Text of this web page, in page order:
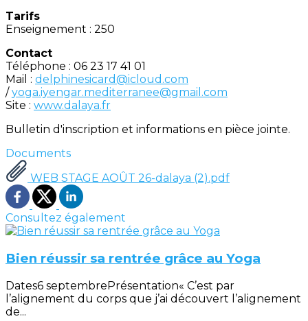
Tarifs
Enseignement : 250
Contact
Téléphone : 06 23 17 41 01
Mail : delphinesicard@icloud.com
/yoga.iyengar.mediterranee@gmail.com
Site : www.dalaya.fr
Bulletin d'inscription et informations en pièce jointe.
Documents
WEB STAGE AOÛT 26-dalaya (2).pdf
Consultez également
Bien réussir sa rentrée grâce au Yoga
Dates6 septembrePrésentation« C’est par
l’alignement du corps que j’ai découvert l’alignement
de...